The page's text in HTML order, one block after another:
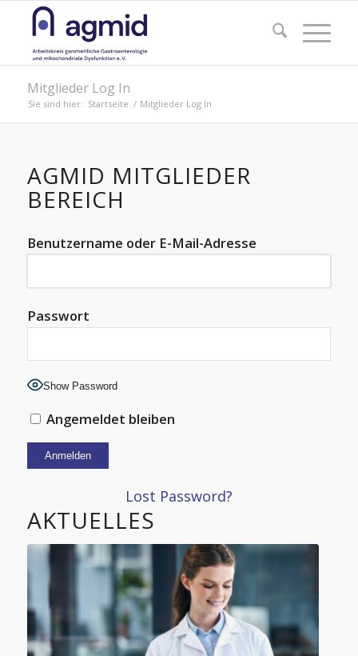
Mitglieder Log In
Sie sind hier: Startseite / Mitglieder Log In
AGMID MITGLIEDER
BEREICH
Benutzername oder E-Mail-Adresse
Passwort
Show Password
Angemeldet bleiben
Lost Password?
AKTUELLES